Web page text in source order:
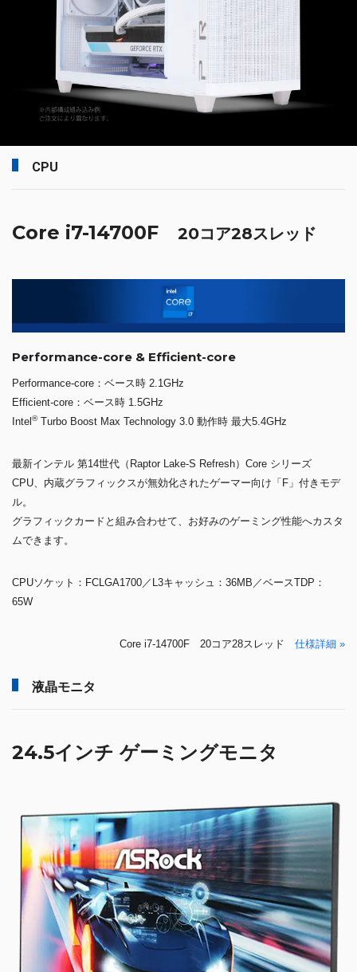
CPU
Core i7-14700F 20コア28スレッド
Performance-core & Efficient-core
Performance-core：ベース時 2.1GHz
Efficient-core：ベース時 1.5GHz
Intel®Turbo Boost Max Technology 3.0 動作時 最大5.4GHz
最新インテル 第14世代（Raptor Lake-S Refresh）Core シリーズ
CPU、内蔵グラフィックスが無効化されたゲーマー向け「F」付きモデ
ル。
グラフィックカードと組み合わせて、お好みのゲーミング性能へカスタ
ムできます。
CPUソケット：FCLGA1700／L3キャッシュ：36MB／ベースTDP：
65W
Core i7-14700F 20コア28スレッド 仕様詳細 »
液晶モニタ
24.5インチ ゲーミングモニタ